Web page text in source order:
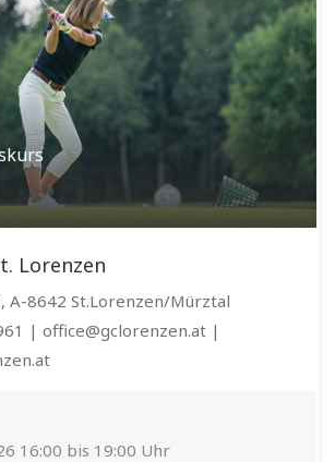
Lorenzen
A-8642 St.Lorenzen/Mürztal
| office@gclorenzen.at |
16:00 bis 19:00 Uhr